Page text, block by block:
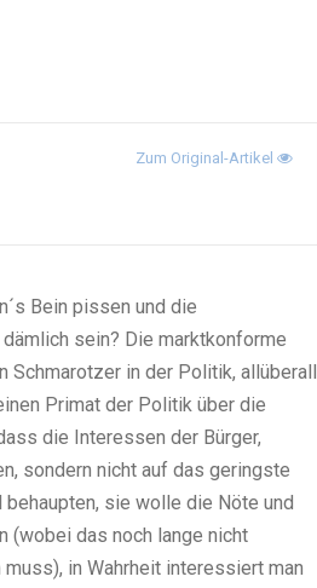
Zum Original-Artikel
Bein pissen und die
sein? Die marktkonforme
Schmarotzer in der Politik, allüberall
Primat der Politik über die
die Interessen der Bürger,
sondern nicht auf das geringste
sie wolle die Nöte und
(wobei das noch lange nicht
in Wahrheit interessiert man